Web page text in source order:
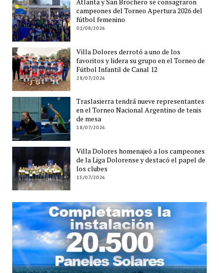
campeones del Torneo Apertura 2026 del
fútbol femenino
01/08/2026
Villa Dolores derrotó a uno de los
favoritos y lidera su grupo en el Torneo de
Fútbol Infantil de Canal 12
28/07/2026
Traslasierra tendrá nueve representantes
en el Torneo Nacional Argentino de tenis
de mesa
18/07/2026
Villa Dolores homenajeó a los campeones
de la Liga Dolorense y destacó el papel de
los clubes
15/07/2026